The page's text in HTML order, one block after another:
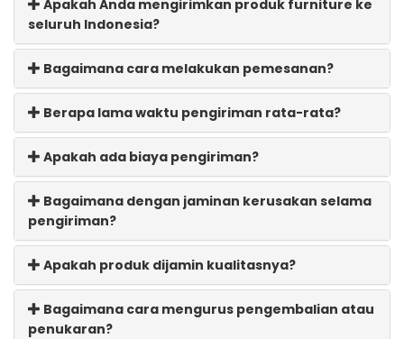
Apakah Anda mengirimkan produk furniture ke
seluruh Indonesia?
Bagaimana cara melakukan pemesanan?
Berapa lama waktu pengiriman rata-rata?
Apakah ada biaya pengiriman?
Bagaimana dengan jaminan kerusakan selama
pengiriman?
Apakah produk dijamin kualitasnya?
Bagaimana cara mengurus pengembalian atau
penukaran?